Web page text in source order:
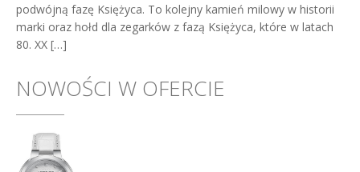
podwójną fazę Księżyca. To kolejny kamień milowy w historii
marki oraz hołd dla zegarków z fazą Księżyca, które w latach
80. XX […]
NOWOŚCI W OFERCIE